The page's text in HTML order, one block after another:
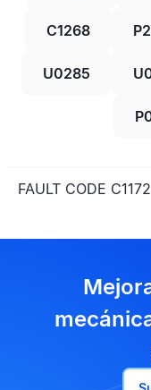
C1268
U0285
FAULT CODE